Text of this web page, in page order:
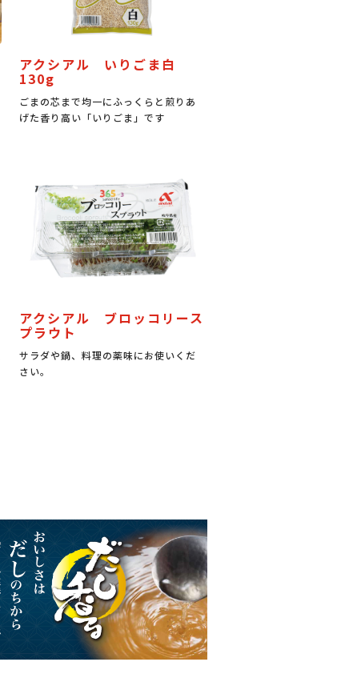
アクシアル いりごま白
130g
ごまの芯まで均一にふっくらと煎りあ
げた香り高い「いりごま」です
アクシアル ブロッコリース
プラウト
サラダや鍋、料理の薬味にお使いくだ
さい。